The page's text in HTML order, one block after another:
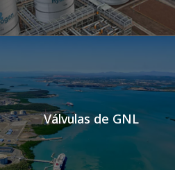
Válvulas de GNL